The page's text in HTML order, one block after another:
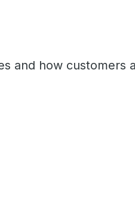
and how customers